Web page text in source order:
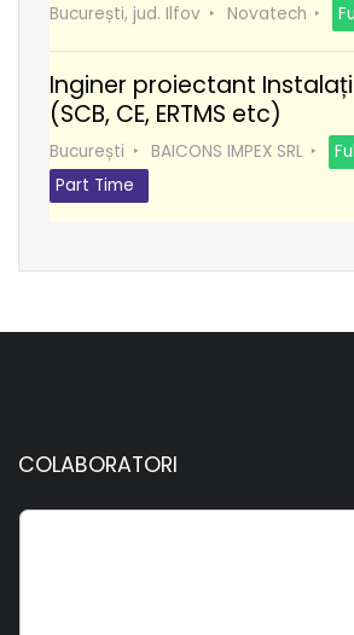
București, jud. Ilfov Novatech
Inginer proiectant
(SCB, CE, ERTMS etc)
București BAICONS IMPEX SRL
Part Time
COLABORATORI